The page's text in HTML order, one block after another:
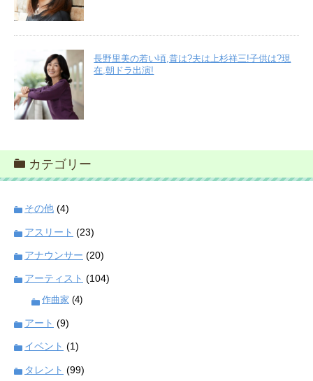
長野里美の若い頃,昔は?夫は上杉祥三!子供は?現
在,朝ドラ出演!
カテゴリー
その他 (4)
アスリート (23)
アナウンサー (20)
アーティスト (104)
作曲家 (4)
アート (9)
イベント (1)
タレント (99)